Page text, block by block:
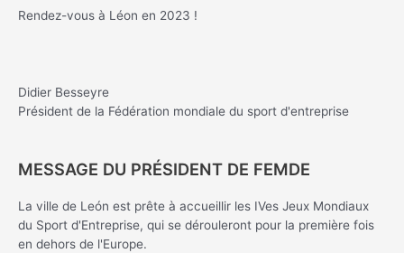
Rendez-vous à Léon en 2023 !
Didier Besseyre
Président de la Fédération mondiale du sport d'entreprise
MESSAGE DU PRÉSIDENT DE FEMDE
La ville de León est prête à accueillir les IVes Jeux Mondiaux
du Sport d'Entreprise, qui se dérouleront pour la première fois
en dehors de l'Europe.